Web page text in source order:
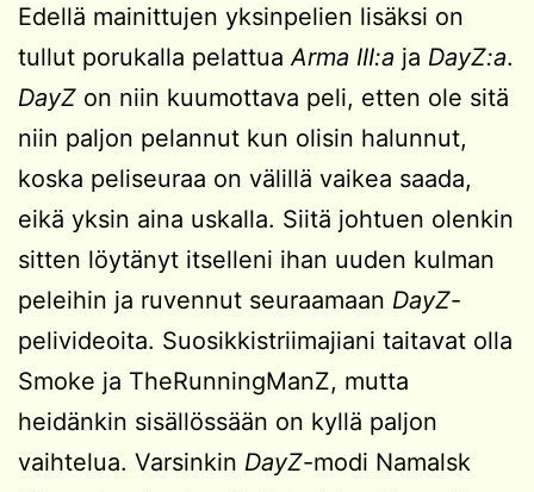
Edellä mainittujen yksinpelien lisäksi on
tullut porukalla pelattua Arma III:a ja DayZ:a.
DayZ on niin kuumottava peli, etten ole sitä
niin paljon pelannut kun olisin halunnut,
koska peliseuraa on välillä vaikea saada,
eikä yksin aina uskalla. Siitä johtuen olenkin
sitten löytänyt itselleni ihan uuden kulman
peleihin ja ruvennut seuraamaan DayZ-
pelivideoita. Suosikkistriimajiani taitavat olla
Smoke ja TheRunningManZ, mutta
heidänkin sisällössään on kyllä paljon
vaihtelua. Varsinkin DayZ-modi Namalsk